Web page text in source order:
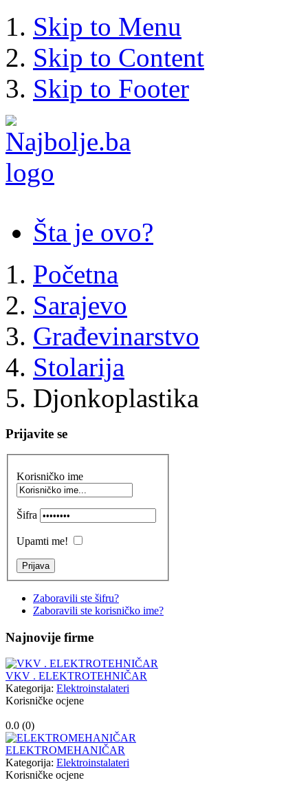
Skip to Menu
Skip to Content
Skip to Footer
Šta je ovo?
Početna
Sarajevo
Građevinarstvo
Stolarija
Djonkoplastika
Prijavite se
Korisničko ime
Šifra
Upamti me!
Zaboravili ste šifru?
Zaboravili ste korisničko ime?
Najnovije firme
VKV . ELEKTROTEHNIČAR
Kategorija: Elektroinstalateri
Korisničke ocjene
0.0 (0)
ELEKTROMEHANIČAR
Kategorija: Elektroinstalateri
Korisničke ocjene